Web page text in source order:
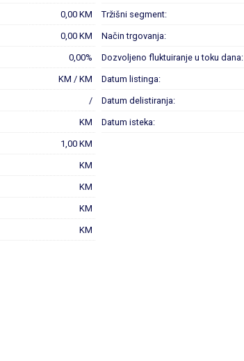
0,00 KM
0,00 KM
0,00%
KM / KM
/
KM
1,00 KM
KM
KM
KM
KM
Tržišni segment:
Način trgovanja:
Dozvoljeno fluktuiranje u toku dana:
Datum listinga:
Datum delistiranja:
Datum isteka: